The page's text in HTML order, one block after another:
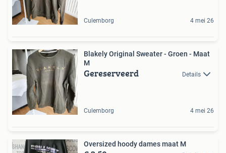
Culemborg 4 mei 26
Blakely Original Sweater - Groen - Maat
M
Gereserveerd Details
Culemborg 4 mei 26
Oversized hoody dames maat M